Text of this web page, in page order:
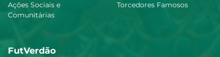
Ações Sociais e
Comunitárias
Torcedores Famosos
FutVerdão